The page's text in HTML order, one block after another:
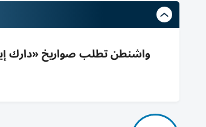
واشنطن تطلب صواريخ «دارك